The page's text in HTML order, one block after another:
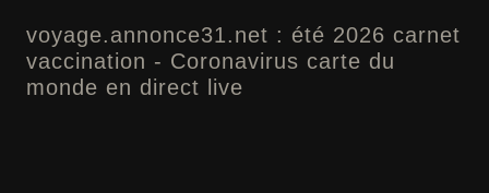
voyage.annonce31.net : été 2026 carnet
vaccination - Coronavirus carte du
monde en direct live